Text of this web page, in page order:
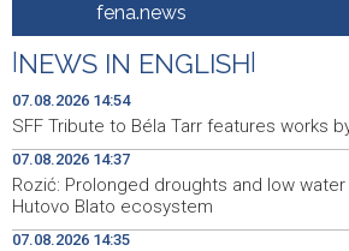
Saudijska Arabija, Turska i
zajedničkoj odbrani
14:37
Rozić: Prolonged droughts and
threaten Hutovo Blato ecosystem
14:37
Sarajevska berza - Najveći
HM Cementa
14:35
Federation of BiH launches new
fena.news
NEWS IN ENGLISH
07.08.2026 14:54
SFF Tribute to Béla Tarr features works
07.08.2026 14:37
Rozić: Prolonged droughts and low
Hutovo Blato ecosystem
07.08.2026 14:35